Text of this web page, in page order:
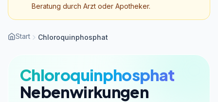
Beratung durch Arzt oder Apotheker.
Start Chloroquinphosphat
Chloroquinphosphat
Nebenwirkungen